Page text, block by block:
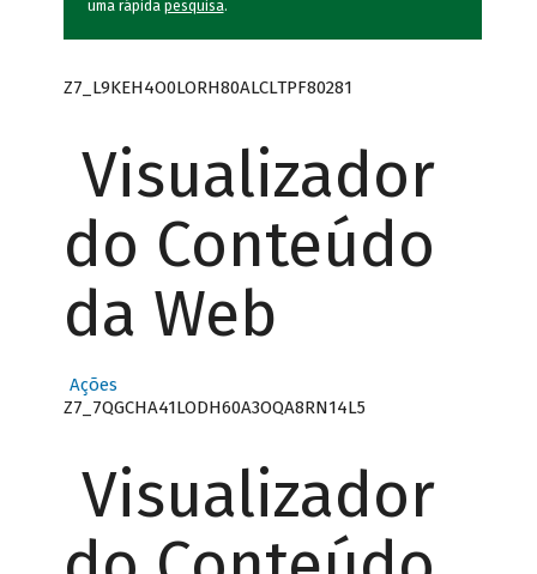
uma rápida pesquisa.
Z7_L9KEH4O0LORH80ALCLTPF80281
Visualizador
do Conteúdo
da Web
Ações
Z7_7QGCHA41LODH60A3OQA8RN14L5
Visualizador